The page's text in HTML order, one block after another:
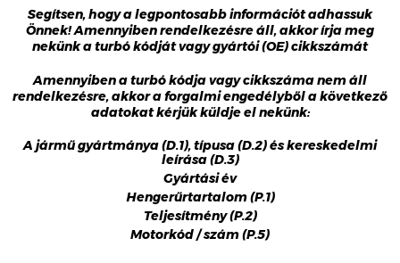
Segítsen, hogy a legpontosabb információt adhassuk
Önnek! Amennyiben rendelkezésre áll, akkor írja meg
nekünk a turbó kódját vagy gyártói (OE) cikkszámát
Amennyiben a turbó kódja vagy cikkszáma nem áll
rendelkezésre, akkor a forgalmi engedélyből a következő
adatokat kérjük küldje el nekünk:
A jármű gyártmánya (D.1), típusa (D.2) és kereskedelmi
leírása (D.3)
Gyártási év
Hengerűrtartalom (P.1)
Teljesítmény (P.2)
Motorkód / szám (P.5)